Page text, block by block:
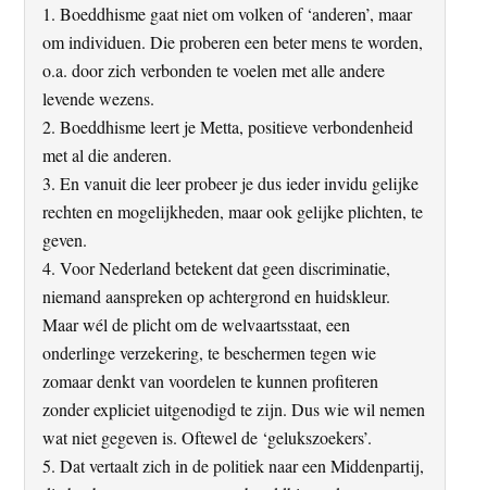
1. Boeddhisme gaat niet om volken of ‘anderen’, maar
om individuen. Die proberen een beter mens te worden,
o.a. door zich verbonden te voelen met alle andere
levende wezens.
2. Boeddhisme leert je Metta, positieve verbondenheid
met al die anderen.
3. En vanuit die leer probeer je dus ieder invidu gelijke
rechten en mogelijkheden, maar ook gelijke plichten, te
geven.
4. Voor Nederland betekent dat geen discriminatie,
niemand aanspreken op achtergrond en huidskleur.
Maar wél de plicht om de welvaartsstaat, een
onderlinge verzekering, te beschermen tegen wie
zomaar denkt van voordelen te kunnen profiteren
zonder expliciet uitgenodigd te zijn. Dus wie wil nemen
wat niet gegeven is. Oftewel de ‘gelukszoekers’.
5. Dat vertaalt zich in de politiek naar een Middenpartij,